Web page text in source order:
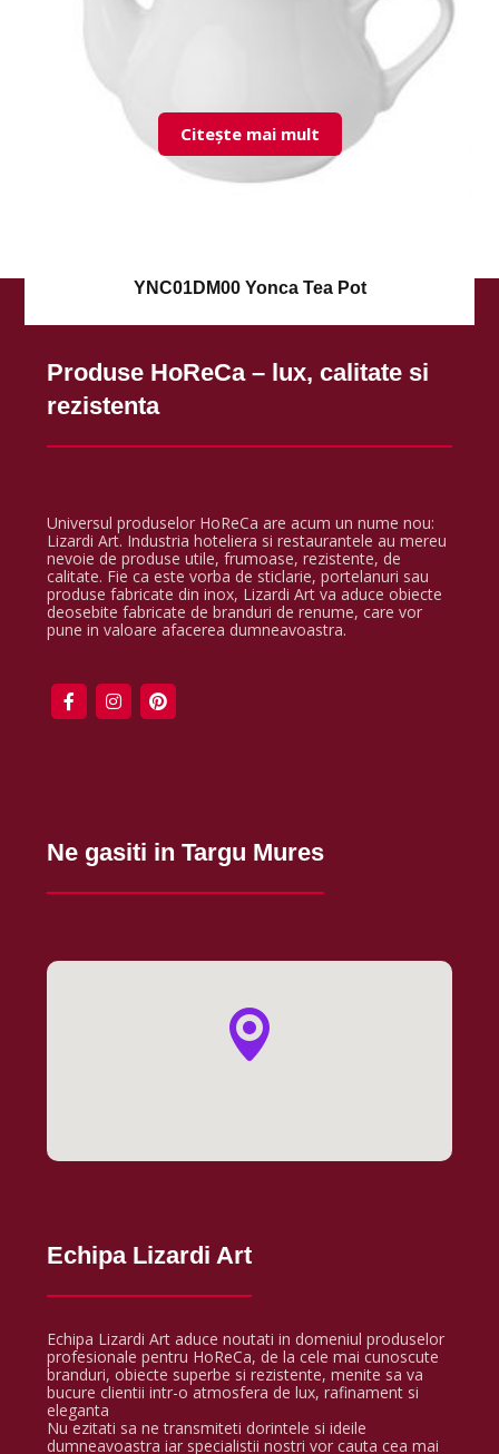
YNC01DM00 Yonca Tea Pot
Citește mai mult
Produse HoReCa – lux, calitate si
rezistenta
Universul produselor HoReCa are acum un nume nou:
Lizardi Art. Industria hoteliera si restaurantele au mereu
nevoie de produse utile, frumoase, rezistente, de
calitate. Fie ca este vorba de sticlarie, portelanuri sau
produse fabricate din inox, Lizardi Art va aduce obiecte
deosebite fabricate de branduri de renume, care vor
pune in valoare afacerea dumneavoastra.
Ne gasiti in Targu Mures
Echipa Lizardi Art
Echipa Lizardi Art aduce noutati in domeniul produselor
profesionale pentru HoReCa, de la cele mai cunoscute
branduri, obiecte superbe si rezistente, menite sa va
bucure clientii intr-o atmosfera de lux, rafinament si
eleganta
Nu ezitati sa ne transmiteti dorintele si ideile
dumneavoastra iar specialistii nostri vor cauta cea mai